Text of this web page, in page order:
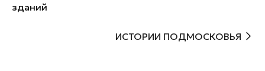
ИСТОРИИ ПОДМОСКОВЬЯ
зданий